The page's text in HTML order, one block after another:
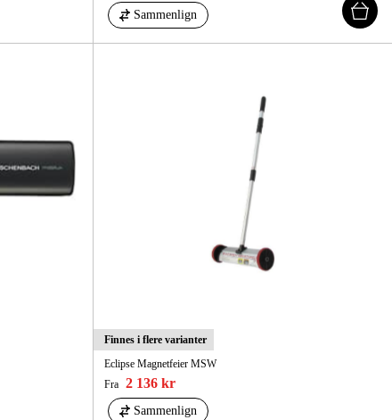
Sammenlign
Finnes i flere varianter
Eclipse Magnetfeier MSW
Fra 2 136 kr
Sammenlign